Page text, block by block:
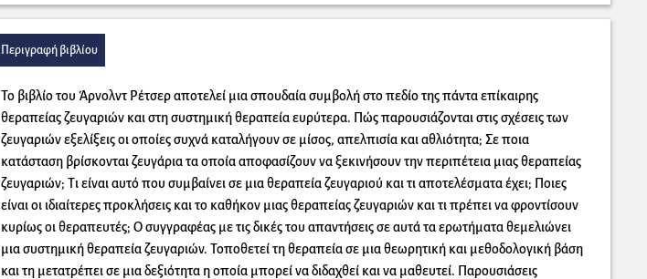
Περιγραφή βιβλίου
Το βιβλίο του Άρνολντ Ρέτσερ αποτελεί μια σπουδαία συμβολή στο πεδίο της πάντα επίκαιρης
θεραπείας ζευγαριών και στη συστημική θεραπεία ευρύτερα. Πώς παρουσιάζονται στις σχέσεις των
ζευγαριών εξελίξεις οι οποίες συχνά καταλήγουν σε μίσος, απελπισία και αθλιότητα; Σε ποια
κατάσταση βρίσκονται ζευγάρια τα οποία αποφασίζουν να ξεκινήσουν την περιπέτεια μιας θεραπείας
ζευγαριών; Τι είναι αυτό που συμβαίνει σε μια θεραπεία ζευγαριού και τι αποτελέσματα έχει; Ποιες
είναι οι ιδιαίτερες προκλήσεις και το καθήκον μιας θεραπείας ζευγαριών και τι πρέπει να φροντίσουν
κυρίως οι θεραπευτές; Ο συγγραφέας με τις δικές του απαντήσεις σε αυτά τα ερωτήματα θεμελιώνει
μια συστημική θεραπεία ζευγαριών. Τοποθετεί τη θεραπεία σε μια θεωρητική και μεθοδολογική βάση
και τη μετατρέπει σε μια δεξιότητα η οποία μπορεί να διδαχθεί και να μαθευτεί. Παρουσιάσεις